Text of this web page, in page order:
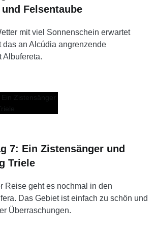
Felsentaube
mit viel Sonnenschein erwartet
das an Alcúdia angrenzende
Albufereta.
7: Ein Zistensänger und
Triele
Reise geht es nochmal in den
Das Gebiet ist einfach zu schön und
Überraschungen.